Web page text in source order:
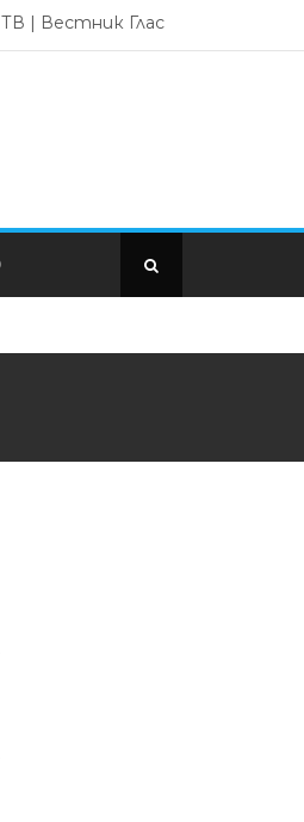
| Вестник Глас